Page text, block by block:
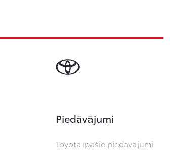
Piedāvājumi
Toyota īpašie piedāvājumi